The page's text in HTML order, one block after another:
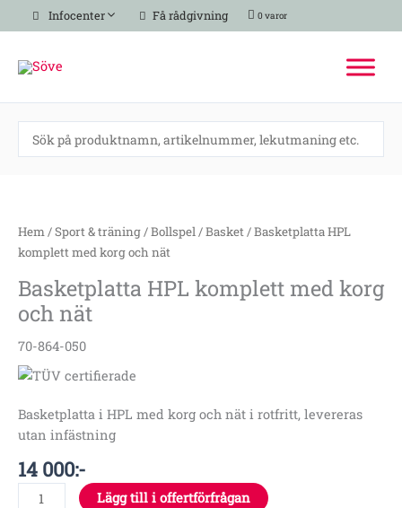
Hoppa
till
Infocenter Få rådgivning 0 varor
Hem/Sport & träning/Bollspel/Basket/ Basketplatta HPL
komplett med korg och nät
Basketplatta HPL komplett med korg
och nät
70-864-050
Basketplatta i HPL med korg och nät i rotfritt, levereras
utan infästning
14 000:-
komplett
med
och
nät
Lägg till i offertförfrågan